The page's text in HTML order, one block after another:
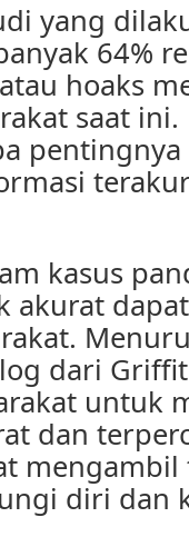
yang
64%
hoaks
saat
kasus
akurat
dari
untuk
dan
diri dan